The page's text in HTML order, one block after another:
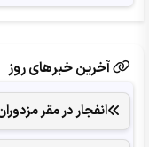
آخرین خبرهای روز
انفجار در مقر